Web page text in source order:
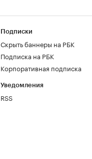
Подписки
Скрыть баннеры на РБК
Подписка на РБК
Корпоративная подписка
Уведомления
RSS